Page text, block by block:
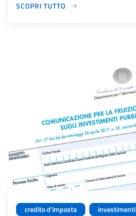
SCOPRI TUTTO
credito d'imposta
investimenti